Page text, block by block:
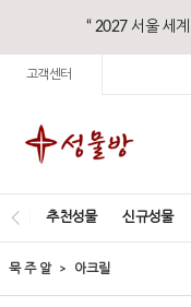
“ 2027 서울 세
고객센터
추천성물 신규성물
묵 주 알 아크릴